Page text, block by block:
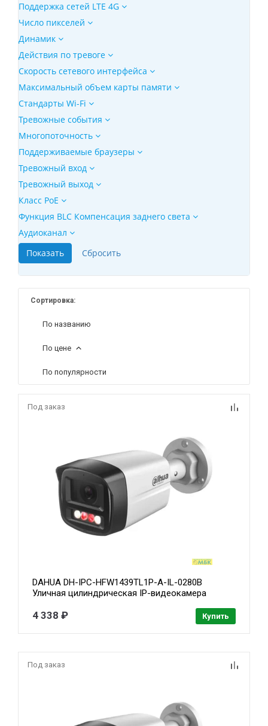
Поддержка сетей LTE 4G
Число пикселей
Динамик
Действия по тревоге
Скорость сетевого интерфейса
Максимальный объем карты памяти
Стандарты Wi-Fi
Тревожные события
Многопоточность
Поддерживаемые браузеры
Тревожный вход
Тревожный выход
Класс PoE
Функция BLC Компенсация заднего света
Аудиоканал
Сортировка:
По названию
По цене
По популярности
Под заказ
DAHUA DH-IPC-HFW1439TL1P-A-IL-0280B
Уличная цилиндрическая IP-видеокамера
2.8мм, обнаружение людей, микрофон, ИК 30м,
4 338 ₽ Купить
Под заказ